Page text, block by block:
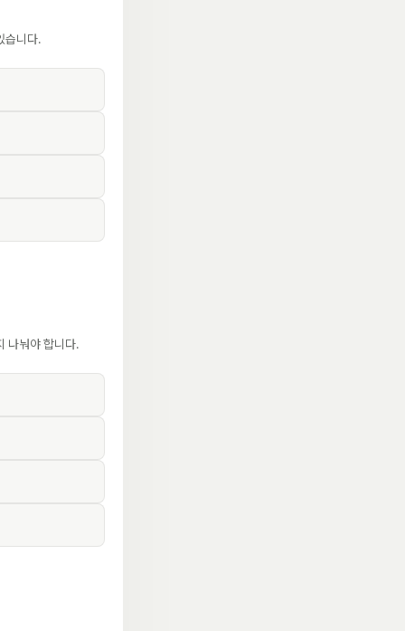
습니다.
나눠야 합니다.